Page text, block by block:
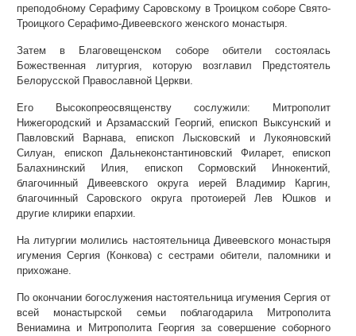
преподобному Серафиму Саровскому в Троицком соборе Свято-
Троицкого Серафимо-Дивеевского женского монастыря.
Затем в Благовещенском соборе обители состоялась
Божественная литургия, которую возглавил Предстоятель
Белорусской Православной Церкви.
Его Высокопреосвященству сослужили: Митрополит
Нижегородский и Арзамасский Георгий, епископ Выксунский и
Павловский Варнава, епископ Лысковский и Лукояновский
Силуан, епископ Дальнеконстантиновский Филарет, епископ
Балахнинский Илия, епископ Сормовский Иннокентий,
благочинный Дивеевского округа иерей Владимир Каргин,
благочинный Саровского округа протоиерей Лев Юшков и
другие клирики епархии.
На литургии молились настоятельница Дивеевского монастыря
игумения Сергия (Конкова) с сестрами обители, паломники и
прихожане.
По окончании богослужения настоятельница игумения Сергия от
всей монастырской семьи поблагодарила Митрополита
Вениамина и Митрополита Георгия за совершение соборного